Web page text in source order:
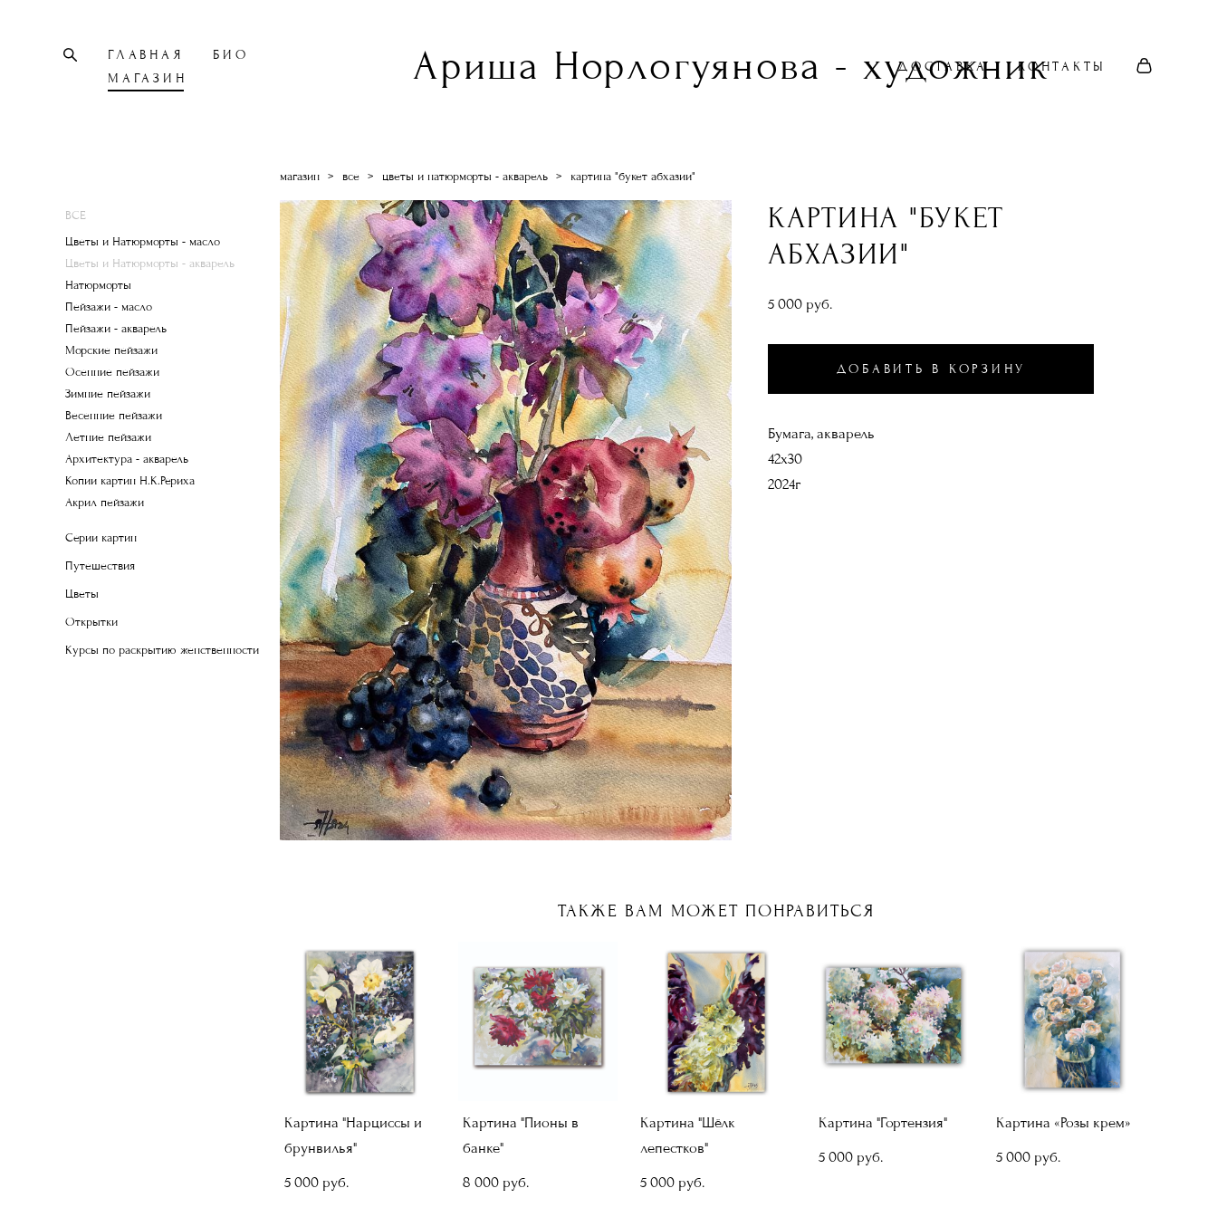
ГЛАВНАЯ
БИО
МАГАЗИН
Ариша Норлогуянова - художник
ДОСТАВКА КОНТАКТЫ
ВСЕ
Цветы и Натюрморты - масло
Цветы и Натюрморты - акварель
Натюрморты
Пейзажи - масло
Пейзажи - акварель
Морские пейзажи
Осенние пейзажи
Зимние пейзажи
Весенние пейзажи
Летние пейзажи
Архитектура - акварель
Копии картин Н.К.Рериха
Акрил пейзажи
Серии картин
Путешествия
Цветы
Открытки
Курсы по раскрытию женственности
магазин > все > цветы и натюрморты - акварель > картина "букет абхазии"
КАРТИНА "БУКЕТ
АБХАЗИИ"
5 000 pуб.
ДОБАВИТЬ В КОРЗИНУ
Бумага, акварель
42х30
2024г
ТАКЖЕ ВАМ МОЖЕТ ПОНРАВИТЬСЯ
Картина "Нарциссы и
брунвилья"
5 000 pуб.
Картина "Пионы в
банке"
8 000 pуб.
Картина "Шёлк
лепестков"
5 000 pуб.
Картина "Гортензия"
5 000 pуб.
Картина «Розы крем»
5 000 pуб.